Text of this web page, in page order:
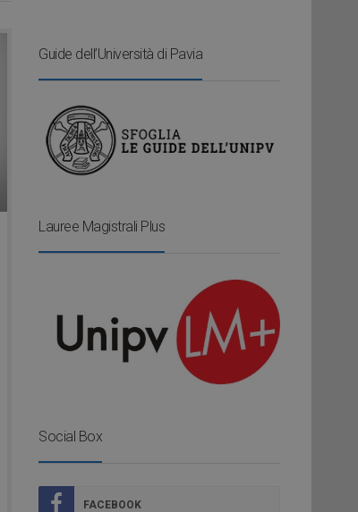
Guide dell’Università di Pavia
Lauree Magistrali Plus
Social Box
FACEBOOK